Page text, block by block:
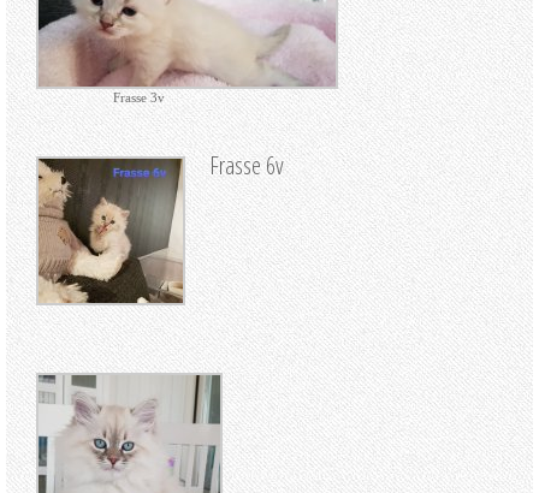
Frasse 3v
Frasse 6v